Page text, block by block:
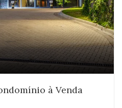
à Venda